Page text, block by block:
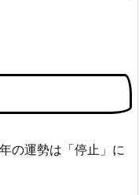
の運勢は「停止」に